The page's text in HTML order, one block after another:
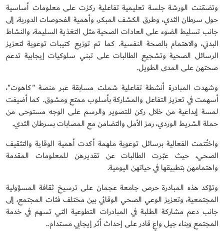
وتضمّنت الورشة جلسة تعليمية تفاعلية ركزت على معلومات أساسية
حول سرطان الثدي، وطرق الكشف المبكر، وأهمية الفحوصات الدورية، إلى
جانب تسليط الضوء على العادات الصحية مثل التغذية السليمة، والنشاط
البدني، والاهتمام بالصحة النفسية. كما تم توزيع كتيبات توعوية لتعزيز
الرسائل الصحية وتشجيع الطالبات على تبني سلوكيات إيجابية تدعم
صحتهن على المدى الطويل.
وشهدت المبادرة أنشطة تفاعلية شملت مسابقة عبر منصة "كاهوت"،
أسهمت في تعزيز التفاعل والمشاركة بأسلوب ممتع ومشوق. كما أضيفت
لمسة إبداعية من خلال ركن للتصوير والرسم على الوجه مستوحى من
حملة الشريط الوردي، رمز الأمل والتضامن مع المصابات بسرطان الثدي.
واختُتمت الفعالية برسائل توعوية ملهمة أكدت أهمية الوقاية والتثقيف
الصحي، حيث عبّرت الطالبات عن تقديرهن للمعلومات المقدمة
واهتمامهن بتطبيقها في حياتهن اليومية.
وتؤكد هذه المبادرة حرص جامعة عجمان على ترسيخ ثقافة المسؤولية
المجتمعية، وتعزيز الوعي الصحي الوقائي بين مختلف فئات المجتمع، إلى
جانب دعم مشاركة الطلبة في المبادرات التطوعية التي تسهم في خدمة
المجتمع وبناء جيل واعٍ قادر على إحداث أثر إيجابي مستدام..